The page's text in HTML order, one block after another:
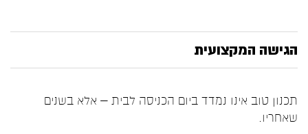
הגישה המקצועית
תכנון טוב אינו נמדד ביום הכניסה לבית – אלא בשנים
שאחריו.